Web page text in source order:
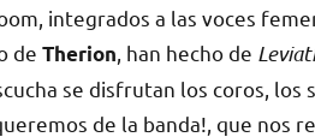
integrados a las voces
de Therion , han hecho de
se disfrutan los coros,
de la banda!, que nos